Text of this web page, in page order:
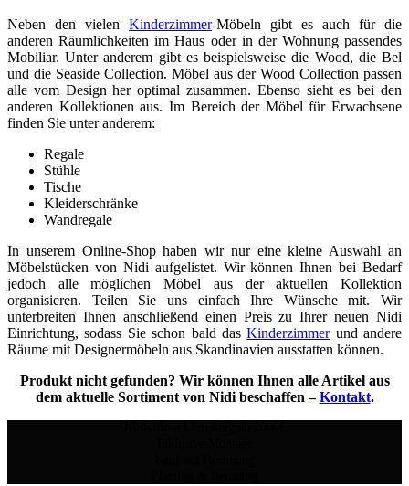
Neben den vielen Kinderzimmer-Möbeln gibt es auch für die
anderen Räumlichkeiten im Haus oder in der Wohnung passendes
Mobiliar. Unter anderem gibt es beispielsweise die Wood, die Bel
und die Seaside Collection. Möbel aus der Wood Collection passen
alle vom Design her optimal zusammen. Ebenso sieht es bei den
anderen Kollektionen aus. Im Bereich der Möbel für Erwachsene
finden Sie unter anderem:
Regale
Stühle
Tische
Kleiderschränke
Wandregale
In unserem Online-Shop haben wir nur eine kleine Auswahl an
Möbelstücken von Nidi aufgelistet. Wir können Ihnen bei Bedarf
jedoch alle möglichen Möbel aus der aktuellen Kollektion
organisieren. Teilen Sie uns einfach Ihre Wünsche mit. Wir
unterbreiten Ihnen anschließend einen Preis zu Ihrer neuen Nidi
Einrichtung, sodass Sie schon bald dasKinderzimmerund andere
Räume mit Designermöbeln aus Skandinavien ausstatten können.
Produkt nicht gefunden? Wir können Ihnen alle Artikel aus
dem aktuelle Sortiment von Nidi beschaffen –Kontakt.